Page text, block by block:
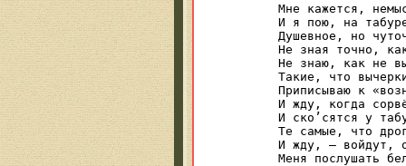
Мне кажется,
И я пою, на
Душевное, но
Не зная точно,
Не знаю, как не
Такие, что
Приписываю к
И жду, когда
И ско’сятся у
Те самые, что
И жду, — войдут,
Меня послушать